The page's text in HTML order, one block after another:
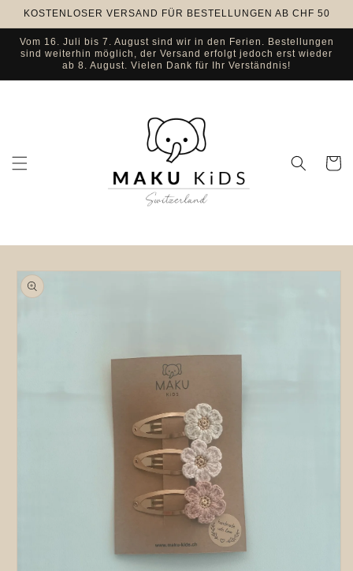
zum
KOSTENLOSER VERSAND FÜR BESTELLUNGEN AB CHF 50
Vom 16. Juli bis 7. August sind wir in den Ferien. Bestellungen
sind weiterhin möglich, der Versand erfolgt jedoch erst wieder
ab 8. August. Vielen Dank für Ihr Verständnis!